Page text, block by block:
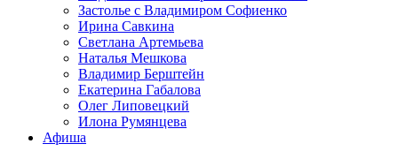
Застолье с Владимиром Софиенко
Ирина Савкина
Светлана Артемьева
Наталья Мешкова
Владимир Берштейн
Екатерина Габалова
Олег Липовецкий
Илона Румянцева
Афиша